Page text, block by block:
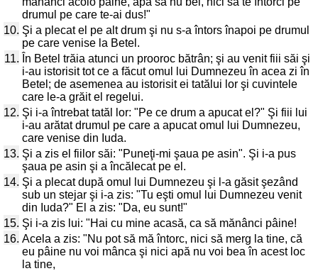
drumul pe care te-ai dus!"
10. Şi a plecat el pe alt drum şi nu s-a întors înapoi pe drumul
pe care venise la Betel.
11. În Betel trăia atunci un prooroc bătrân; şi au venit fiii săi şi
i-au istorisit tot ce a făcut omul lui Dumnezeu în acea zi în
Betel; de asemenea au istorisit ei tatălui lor şi cuvintele
care le-a grăit el regelui.
12. Şi i-a întrebat tatăl lor: "Pe ce drum a apucat el?" Şi fiii lui
i-au arătat drumul pe care a apucat omul lui Dumnezeu,
care venise din Iuda.
13. Şi a zis el fiilor săi: "Puneţi-mi şaua pe asin". Şi i-a pus
şaua pe asin şi a încălecat pe el.
14. Şi a plecat după omul lui Dumnezeu şi l-a găsit şezând
sub un stejar şi i-a zis: "Tu eşti omul lui Dumnezeu venit
din Iuda?" El a zis: "Da, eu sunt!"
15. Şi i-a zis lui: "Hai cu mine acasă, ca să mănânci pâine!
16. Acela a zis: "Nu pot să mă întorc, nici să merg la tine, că
eu pâine nu voi mânca şi nici apă nu voi bea în acest loc
la tine,